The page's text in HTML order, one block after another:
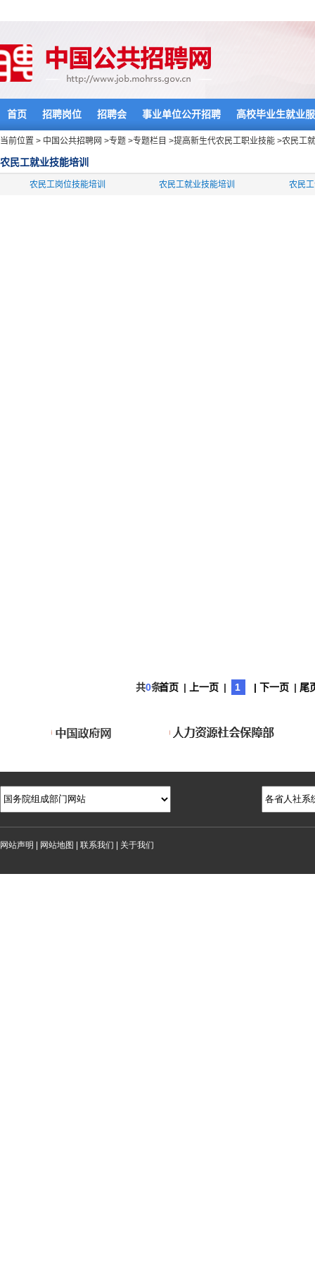
首页 招聘岗位 招聘会 事业单位公开招聘 高校毕业生就业
当前位置 > 中国公共招聘网 >专题 >专题栏目 >提高新生代农民工职业技能 >农民工
农民工就业技能培训
农民工岗位技能培训 农民工就业技能培训 农民
共0条首页 | 上一页 | 1 | 下一页 | 尾